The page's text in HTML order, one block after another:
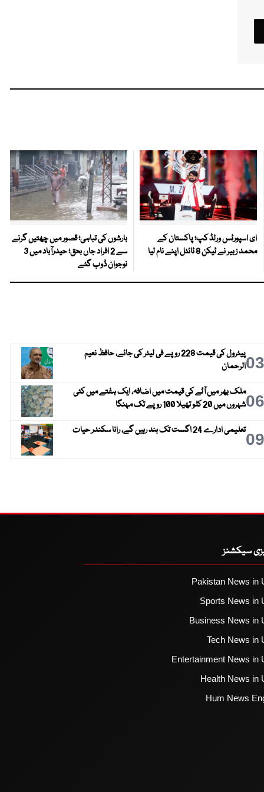
ای اسپورٹس ورلڈ کپ؛ پاکستان کے
محمد زبیر نے ٹیکن 8 ٹائٹل اپنے نام لیا
بارشوں کی تباہی؛ قصور میں چھتیں گرنے
سے 2 افراد جاں بحق؛ حیدرآباد میں 3
نوجوان ڈوب گئے
03
پیٹرول کی قیمت 228 روپے فی لیٹر کی جائے، حافظ نعیم
الرحمان
06ملک بھر میں آٹے کی قیمت میں اضافہ، ایک ہفتے میں کئی
شہروں میں 20 کلو تھیلا 100 روپے تک مہنگا
09تعلیمی ادارے 24 اگست تک بند رہیں گے، رانا سکندر حیات
سیکشنز
Pakistan News in
Sports News in
Business News in
Tech News in
Entertainment News in
Health News in
Hum News